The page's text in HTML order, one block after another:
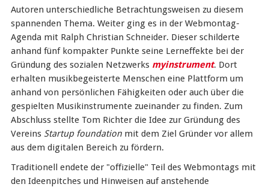
Autoren unterschiedliche Betrachtungsweisen zu diesem
spannenden Thema. Weiter ging es in der Webmontag-
Agenda mit Ralph Christian Schneider. Dieser schilderte
anhand fünf kompakter Punkte seine Lerneffekte bei der
Gründung des sozialen Netzwerks myinstrument. Dort
erhalten musikbegeisterte Menschen eine Plattform um
anhand von persönlichen Fähigkeiten oder auch über die
gespielten Musikinstrumente zueinander zu finden. Zum
Abschluss stellte Tom Richter die Idee zur Gründung des
Vereins Startup foundationmit dem Ziel Gründer vor allem
aus dem digitalen Bereich zu fördern.
Traditionell endete der "offizielle" Teil des Webmontags mit
den Ideenpitches und Hinweisen auf anstehende